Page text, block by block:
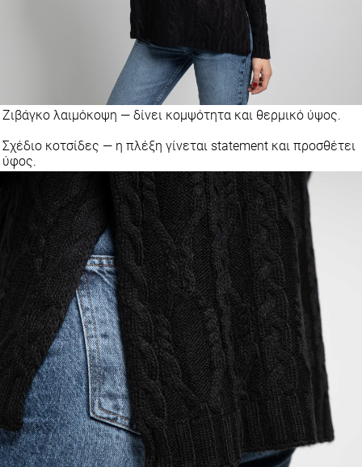
Ζιβάγκο λαιμόκοψη — δίνει κομψότητα και θερμικό ύψος.
Σχέδιο κοτσίδες — η πλέξη γίνεται statement και προσθέτει
ύφος.